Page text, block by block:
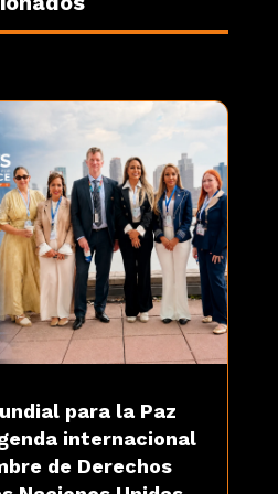
para la Paz
internacional
de Derechos